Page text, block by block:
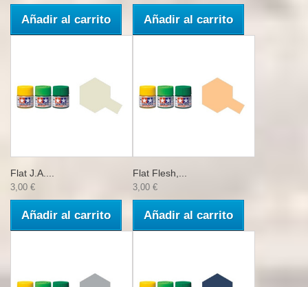
Añadir al carrito Añadir al carrito
Flat J.A....
3,00 €
Añadir al carrito
Flat Flesh,...
3,00 €
Añadir al carrito